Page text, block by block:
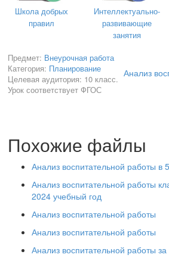
Проанализировав, можно сделать
способствовала формированию
терпимы друг к другу, начали
Считаю, что уровень сплочения
значительно повысился., что
успеваемости.
Учащиеся класса активно
Каждый ученик в классе имеет
внеурочную деятельность весь
На зимних каникулах разработали
совместных мероприятий.
Часть учащихся работает в
школьного Парламента.
В начале учебного года дети сами
Школа добрых
правил
Интеллектуально-
развивающие
занятия
Предмет: Внеурочная работа
Категория: Планирование
Целевая аудитория: 10 класс.
Урок соответствует ФГОС
Анализ
Похожие файлы
Анализ воспитательной работы в
Анализ воспитательной работы
2024 учебный год
Анализ воспитательной работы
Анализ воспитательной работы
Анализ воспитательной работы